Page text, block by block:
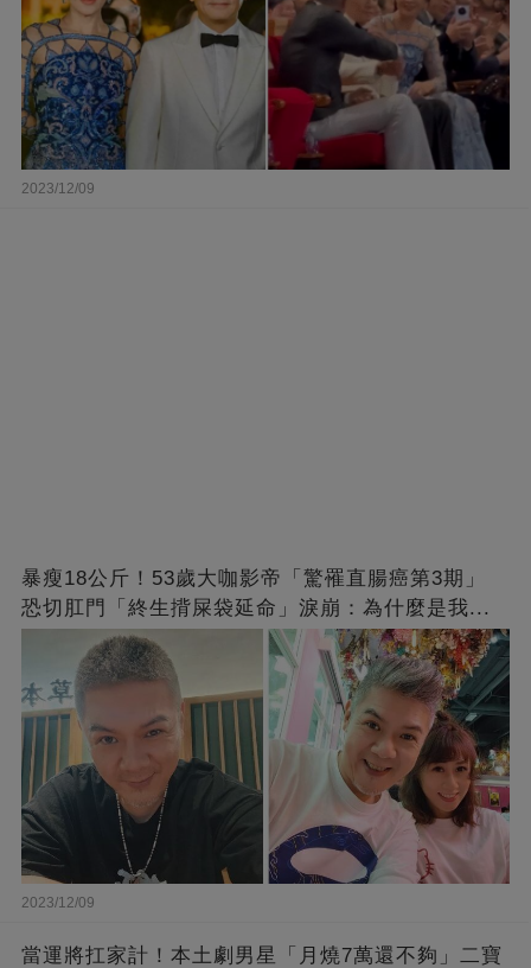
2023/12/09
暴瘦18公斤！53歲大咖影帝「驚罹直腸癌第3期」
恐切肛門「終生揹屎袋延命」淚崩：為什麼是我...
2023/12/09
當運將扛家計！本土劇男星「月燒7萬還不夠」二寶